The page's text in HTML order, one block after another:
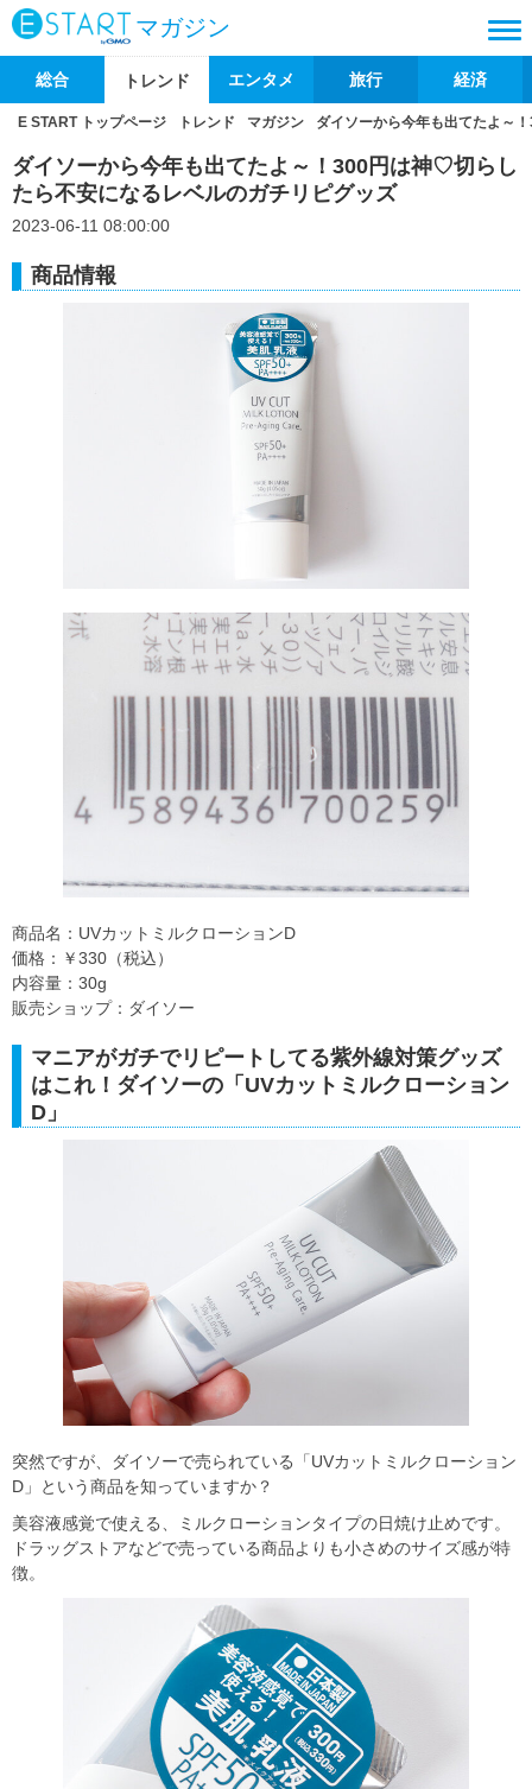
マガジン
総合 トレンド エンタメ 旅行 経済
E START トップページ トレンド マガジン ダイソーから今年も出てたよ～
ダイソーから今年も出てたよ～！300円は神♡切らし
たら不安になるレベルのガチリピグッズ
2023-06-11 08:00:00
商品情報
商品名：UVカットミルクローションD
価格：￥330（税込）
内容量：30g
販売ショップ：ダイソー
マニアがガチでリピートしてる紫外線対策グッズ
はこれ！ダイソーの「UVカットミルクローション
D」
突然ですが、ダイソーで売られている「UVカットミルクローション
D」という商品を知っていますか？
美容液感覚で使える、ミルクローションタイプの日焼け止めです。
ドラッグストアなどで売っている商品よりも小さめのサイズ感が特
徴。